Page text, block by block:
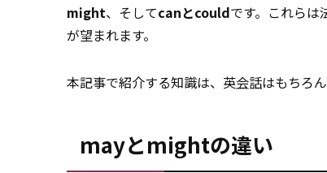
might、そしてcanとcouldです。これらは
が望まれます。
本記事で紹介する知識は、英会話はもちろ
mayとmightの違い